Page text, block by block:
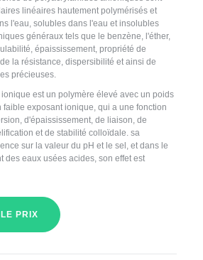
linéaires hautement polymérisés et
l'eau, solubles dans l'eau et insolubles
généraux tels que le benzène, l'éther,
épaississement, propriété de
la résistance, dispersibilité et ainsi de
précieuses.
est un polymère élevé avec un poids
faible exposant ionique, qui a une fonction
d'épaississement, de liaison, de
et de stabilité colloïdale. sa
sur la valeur du pH et le sel, et dans le
des eaux usées acides, son effet est
PRIX